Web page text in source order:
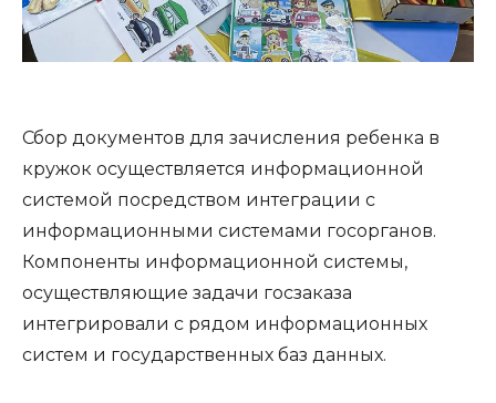
Сбор документов для зачисления ребенка в
кружок осуществляется информационной
системой посредством интеграции с
информационными системами госорганов.
Компоненты информационной системы,
осуществляющие задачи госзаказа
интегрировали с рядом информационных
систем и государственных баз данных.